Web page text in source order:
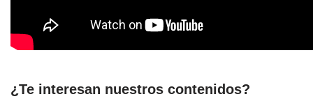
¿Te interesan nuestros contenidos?